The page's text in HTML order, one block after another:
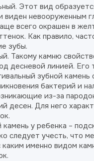
Этот вид
виден невооруженным
всего окрашен в
Как правило,
зубы.
Такому камню
десневой линией. Его
зубной камень
бактерий и
из-за
десен. Для него
камень у ребенка –
следует учесть, что
каким именно видом